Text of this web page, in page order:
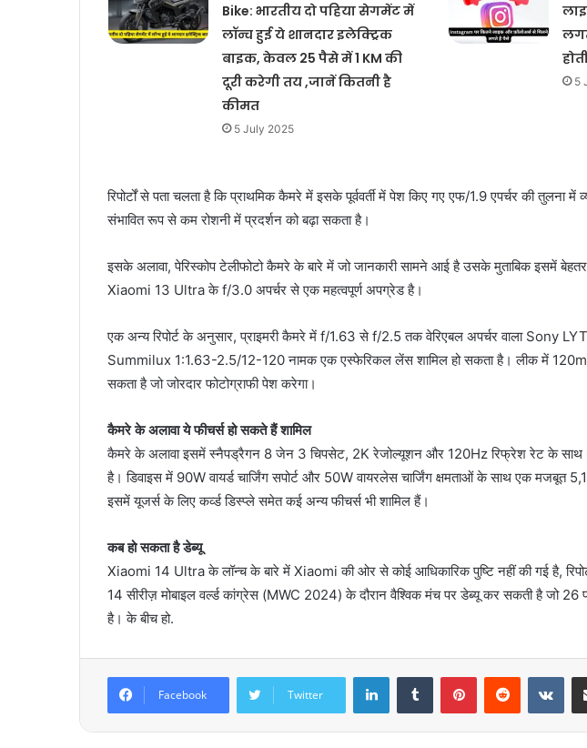
Bike: भारतीय दो पहिया सेगमेंट में
लॉन्च हुई ये शानदार इलेक्ट्रिक
बाइक, केवल 25 पैसे में 1 KM की
दूरी करेगी तय ,जानें कितनी है
कीमत
5 July 2025
5
रिपोर्टों से पता चलता है कि प्राथमिक कैमरे में इसके पूर्ववर्ती में पेश किए गए एफ/1.9 एपर्चर की तुलना में
संभावित रूप से कम रोशनी में प्रदर्शन को बढ़ा सकता है।
इसके अलावा, पेरिस्कोप टेलीफोटो कैमरे के बारे में जो जानकारी सामने आई है उसके मुताबिक इसमें
Xiaomi 13 Ultra के f/3.0 अपर्चर से एक महत्वपूर्ण अपग्रेड है।
एक अन्य रिपोर्ट के अनुसार, प्राइमरी कैमरे में f/1.63 से f/2.5 तक वेरिएबल अपर्चर वाला Sony
Summilux 1:1.63-2.5/12-120 नामक एक एस्फेरिकल लेंस शामिल हो सकता है। लीक में 120mm
सकता है जो जोरदार फोटोग्राफी पेश करेगा।
कैमरे के अलावा ये फीचर्स हो सकते हैं शामिल
कैमरे के अलावा इसमें स्नैपड्रैगन 8 जेन 3 चिपसेट, 2K रेजोल्यूशन और 120Hz रिफ्रेश रेट के साथ
है। डिवाइस में 90W वायर्ड चार्जिंग सपोर्ट और 50W वायरलेस चार्जिंग क्षमताओं के साथ एक मजबूत
इसमें यूजर्स के लिए कर्व्ड डिस्प्ले समेत कई अन्य फीचर्स भी शामिल हैं।
कब हो सकता है डेब्यू
Xiaomi 14 Ultra के लॉन्च के बारे में Xiaomi की ओर से कोई आधिकारिक पुष्टि नहीं की गई है,
14 सीरीज़ मोबाइल वर्ल्ड कांग्रेस (MWC 2024) के दौरान वैश्विक मंच पर डेब्यू कर सकती है जो 26
है। के बीच हो.
Facebook Twitter
की ये
साथ
प्रोसेसर
2 दशकों
शोरूम से
कीमत
2026
युवाओ के